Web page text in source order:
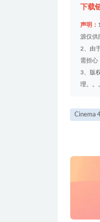
下载
声明：
源仅供
2、由
需担心
3、版
理。。
Cinema